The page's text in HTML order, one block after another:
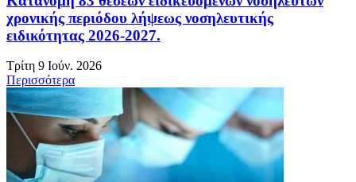
χρονικής περιόδου λήψεως νοσηλευτικής
ειδικότητας 2026-2027.
Τρίτη 9 Ιούν. 2026
Περισσότερα